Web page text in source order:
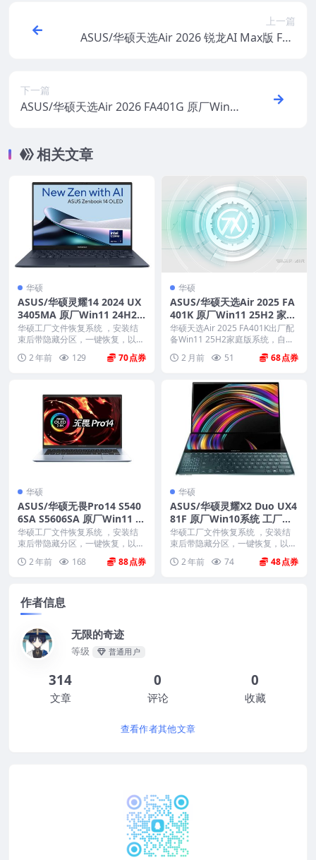
上一篇
ASUS/华硕天选Air 2026 锐龙AI Max版 FA4
下一篇
ASUS/华硕天选Air 2026 FA401G 原厂Win1
相关文章
华硕
ASUS/华硕灵耀14 2024 UX
3405MA 原厂Win11 24H2
系统 工厂文件 带ASUS Reco
very恢复
华硕工厂文件恢复系统 ，安装结
束后带隐藏分区，一键恢复，以及
2 年前 129 70
华硕
ASUS/华硕天选Air 2025 FA
401K 原厂Win11 25H2 家庭
版系统 工厂文件 带ASUS Re
covery恢复
华硕天选Air 2025 FA401K出厂配
备Win11 25H2家庭版系统，自...
2 月前
51 68
华硕
ASUS/华硕无畏Pro14 S540
6SA S5606SA 原厂Win11 2
4H2系统 工厂文件 带ASUS
Recovery恢复
华硕工厂文件恢复系统 ，安装结
束后带隐藏分区，一键恢复，以及
2 年前 168 88
华硕
ASUS/华硕灵耀X2 Duo UX4
81F 原厂Win10系统 工厂文
件 带ASUS Recovery恢复
华硕工厂文件恢复系统 ，安装结
束后带隐藏分区，一键恢复，以及
2 年前 74 48
作者信息
无限的奇迹
等级 普通用户
314
文章
0
评论
0
收藏
查看作者其他文章